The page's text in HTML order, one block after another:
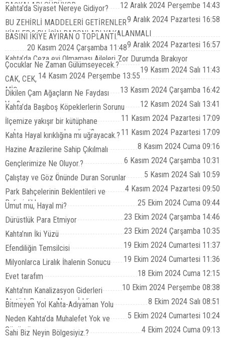
BAŞKALARI SÜRÜYOR 12 Aralık 2024 Perşembe 14:43
Kahta'da Siyaset Nereye Gidiyor?
9 Aralık 2024 Pazartesi 16:58
BU ZEHİRLİ MADDELERİ GETİRENLER
KİMLER.? BU İŞİN BARONLARI YAKALANMALI
9 Aralık 2024 Pazartesi 16:57
BASINI İKİYE AYIRAN O TOPLANTI.
20 Kasım 2024 Çarşamba 11:48
Kahta’da Ceza evi Olmaması Aileleri Zor Durumda Bırakıyor
19 Kasım 2024 Salı 11:43
Çocuklar Ne Zaman Gülümseyecek.?
14 Kasım 2024 Perşembe 13:55
CAK, CEK,
MİŞ.
13 Kasım 2024 Çarşamba 16:42
Dikilen Çam Ağaçların Ne Faydası
Var.?
12 Kasım 2024 Salı 13:41
Kahta’da Başıboş Köpeklerlerin Sorunu
11 Kasım 2024 Pazartesi 17:09
İlçemize yakışır bir kütüphane
açılması zamanı gelmedi mi?
11 Kasım 2024 Pazartesi 17:09
Kahta Hayal kırıklığına mı uğrayacak.?
8 Kasım 2024 Cuma 09:16
Hazine Arazilerine Sahip Çıkılmalı
6 Kasım 2024 Çarşamba 10:31
Gençlerimize Ne Oluyor.?
5 Kasım 2024 Salı 10:59
Çalıştay ve Göz Önünde Duran Sorunlar
4 Kasım 2024 Pazartesi 09:50
Park Bahçelerinin Beklentileri ve
Belirsizlikler
25 Ekim 2024 Cuma 09:44
Umut mu, Hayal mi?
23 Ekim 2024 Çarşamba 14:46
Dürüstlük Para Etmiyor
23 Ekim 2024 Çarşamba 10:35
Kahta’nın İki Yüzü
19 Ekim 2024 Cumartesi 11:37
Efendiliğin Temsilcisi
19 Ekim 2024 Cumartesi 11:36
Milyonlarca Liralık İhalenin Sonucu
18 Ekim 2024 Cuma 12:15
Evet tarafım
10 Ekim 2024 Perşembe 08:38
Kahta'nın Kanalizasyon Giderleri
Atatürk Barajına Akıyor İddiası
8 Ekim 2024 Salı 08:51
Bitmeyen Yol Kahta-Adıyaman Yolu
5 Ekim 2024 Cumartesi 10:24
Neden Kahta’da Muhalefet Yok ve
Çözümü
4 Ekim 2024 Cuma 09:13
Sahi Biz Neyin Bölgesiyiz.?